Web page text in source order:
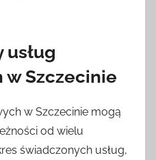
usług
Szczecinie
w Szczecinie mogą
od wielu
świadczonych usług,